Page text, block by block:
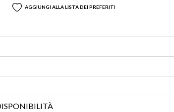
AGGIUNGI ALLA LISTA DEI PREFERITI